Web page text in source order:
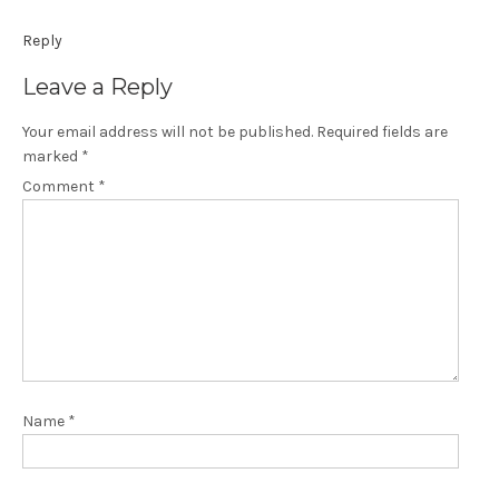
Reply
Leave a Reply
Your email address will not be published. Required fields are
marked *
Comment *
Name *